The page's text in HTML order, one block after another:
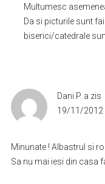
Multumesc
Da si picturile sunt
biserici/catedrale
Dani P. a zis
19/11/2012
Minunate ! Albastrul si
Sa nu mai iesi din casa